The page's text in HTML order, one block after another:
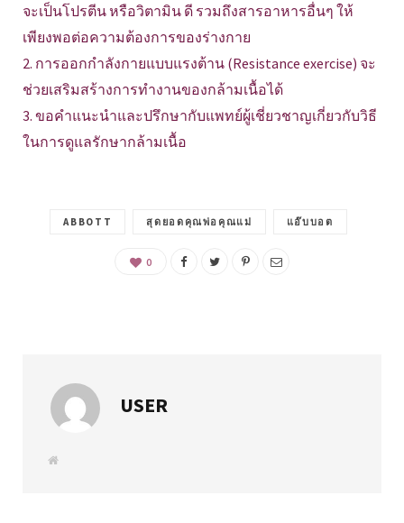
จะเป็นโปรตีน หรือวิตามิน ดี รวมถึงสารอาหารอื่นๆ ให้
เพียงพอต่อความต้องการของร่างกาย
2. การออกกำลังกายแบบแรงต้าน (Resistance exercise) จะ
ช่วยเสริมสร้างการทำงานของกล้ามเนื้อได้
3. ขอคำแนะนำและปรึกษากับแพทย์ผู้เชี่ยวชาญเกี่ยวกับวิธี
ในการดูแลรักษากล้ามเนื้อ
ABBOTT สุดยอดคุณพ่อคุณแม่ แอ๊บบอต
0
USER
W